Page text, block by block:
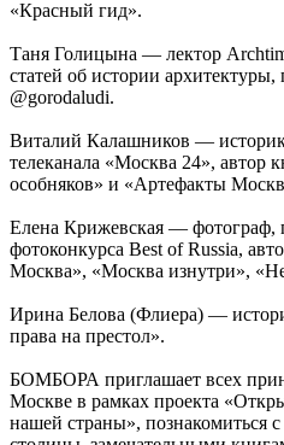
«Красный гид».
Таня Голицына — лектор
статей об истории
@gorodaludi.
Виталий Калашников —
телеканала «Москва 24», автор
особняков» и «Артефакты
Елена Крижевская — фотограф,
фотоконкурса Best of Russia,
Москва», «Москва изнутри»,
Ирина Белова (Флиера) —
права на престол».
БОМБОРА приглашает всех
Москве в рамках проекта
нашей страны», познакомиться